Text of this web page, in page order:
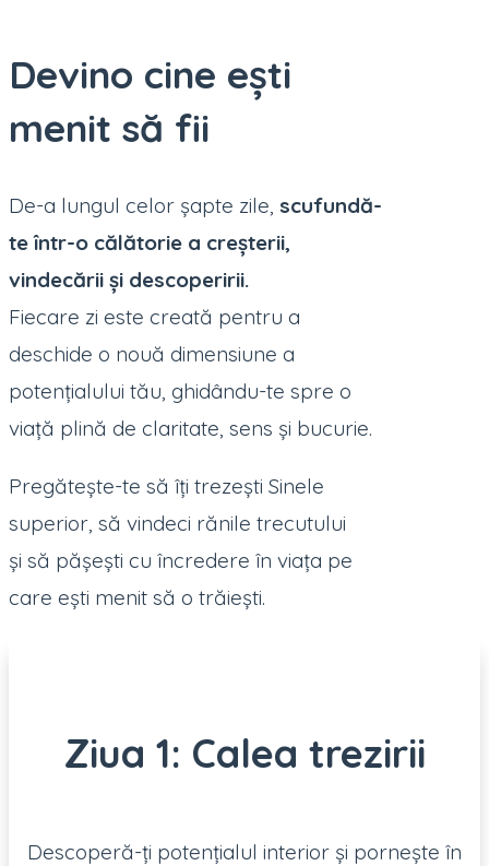
Devino cine ești
menit să fii
De-a lungul celor șapte zile, scufundă-
te într-o călătorie a creșterii,
vindecării și descoperirii.
Fiecare zi este creată pentru a
deschide o nouă dimensiune a
potențialului tău, ghidându-te spre o
viață plină de claritate, sens și bucurie.
Pregătește-te să îți trezești Sinele
superior, să vindeci rănile trecutului
și să pășești cu încredere în viața pe
care ești menit să o trăiești.
Ziua 1: Calea trezirii
Descoperă-ți potențialul interior și pornește în